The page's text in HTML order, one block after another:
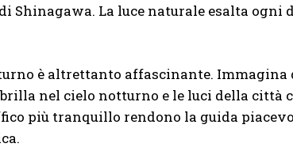
Shinagawa. La luce naturale esalta ogni
è altrettanto affascinante. Immagina
nel cielo notturno e le luci della città
più tranquillo rendono la guida